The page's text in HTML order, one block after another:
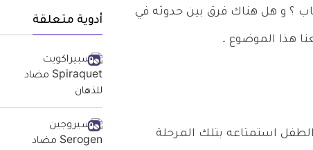
؟ و هل هناك فرق بين حدوثه في
هذا الموضوع .
استمتاعه بتلك المرحلة
أدوية متعلقة